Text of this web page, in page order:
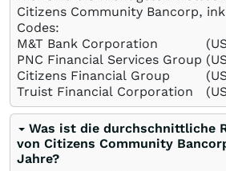
Citizens Community Bancorp,
Codes:
M&T Bank Corporation
PNC Financial Services Group
Citizens Financial Group
Truist Financial Corporation
Was ist die durchschnittliche
von Citizens Community
Jahre?